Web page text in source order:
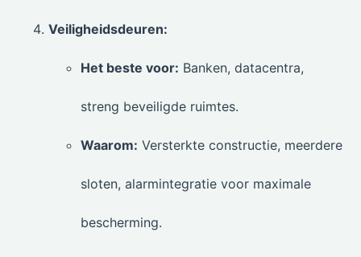
Veiligheidsdeuren:
Het beste voor: Banken, datacentra,
streng beveiligde ruimtes.
Waarom: Versterkte constructie, meerdere
sloten, alarmintegratie voor maximale
bescherming.